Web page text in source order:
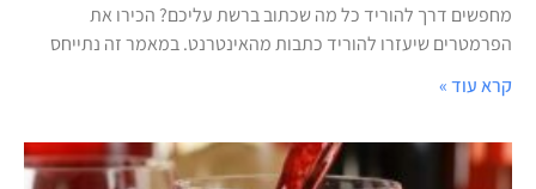
מחפשים דרך להוריד כל מה שכתוב ברשת עליכם? הכירו את
הפרמטרים שיעזרו להוריד כתבות מהאינטרנט. במאמר זה נתייחס
קרא עוד »